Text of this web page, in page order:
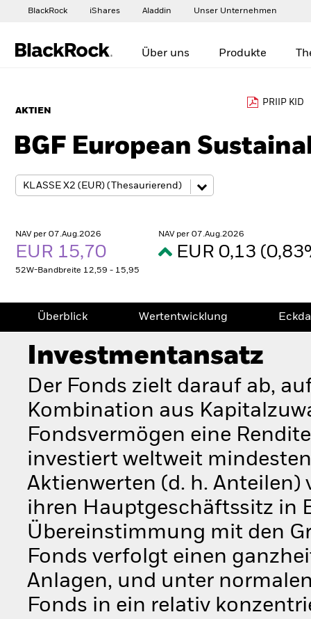
BlackRock iShares Aladdin Unser Unternehmen
Über uns Produkte
AKTIEN
PRIIP KID
BGF European
NAV per 07.Aug.2026
EUR 15,70
52W-Bandbreite 12,59 - 15,95
NAV per 07.Aug.2026
EUR 0,13
Überblick Wertentwicklung
Investmentansatz
Der Fonds zielt darauf ab,
Kombination aus
Fondsvermögen eine
investiert weltweit
Aktienwerten (d. h.
ihren Hauptgeschäftssitz in
Übereinstimmung mit den
Fonds verfolgt einen
Anlagen, und unter
Fonds in ein relativ